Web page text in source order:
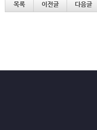
목록 이전글 다음글